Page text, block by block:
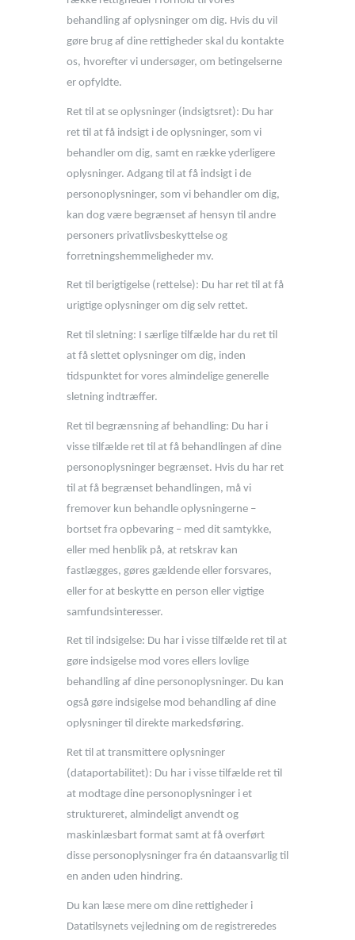
behandling af oplysninger om dig. Hvis du vil
gøre brug af dine rettigheder skal du kontakte
os, hvorefter vi undersøger, om betingelserne
er opfyldte.
Ret til at se oplysninger (indsigtsret): Du har
ret til at få indsigt i de oplysninger, som vi
behandler om dig, samt en række yderligere
oplysninger. Adgang til at få indsigt i de
personoplysninger, som vi behandler om dig,
kan dog være begrænset af hensyn til andre
personers privatlivsbeskyttelse og
forretningshemmeligheder mv.
Ret til berigtigelse (rettelse): Du har ret til at få
urigtige oplysninger om dig selv rettet.
Ret til sletning: I særlige tilfælde har du ret til
at få slettet oplysninger om dig, inden
tidspunktet for vores almindelige generelle
sletning indtræffer.
Ret til begrænsning af behandling: Du har i
visse tilfælde ret til at få behandlingen af dine
personoplysninger begrænset. Hvis du har ret
til at få begrænset behandlingen, må vi
fremover kun behandle oplysningerne –
bortset fra opbevaring – med dit samtykke,
eller med henblik på, at retskrav kan
fastlægges, gøres gældende eller forsvares,
eller for at beskytte en person eller vigtige
samfundsinteresser.
Ret til indsigelse: Du har i visse tilfælde ret til at
gøre indsigelse mod vores ellers lovlige
behandling af dine personoplysninger. Du kan
også gøre indsigelse mod behandling af dine
oplysninger til direkte markedsføring.
Ret til at transmittere oplysninger
(dataportabilitet): Du har i visse tilfælde ret til
at modtage dine personoplysninger i et
struktureret, almindeligt anvendt og
maskinlæsbart format samt at få overført
disse personoplysninger fra én dataansvarlig til
en anden uden hindring.
Du kan læse mere om dine rettigheder i
Datatilsynets vejledning om de registreredes